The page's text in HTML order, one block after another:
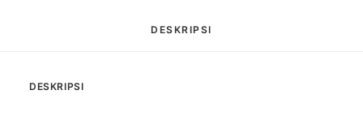
DESKRIPSI
DESKRIPSI